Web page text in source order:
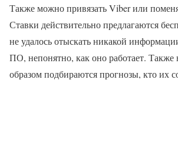
Также можно привязать Viber или
Ставки действительно предлагаются
не удалось отыскать никакой
ПО, непонятно, как оно работает. Также
образом подбираются прогнозы, кто их